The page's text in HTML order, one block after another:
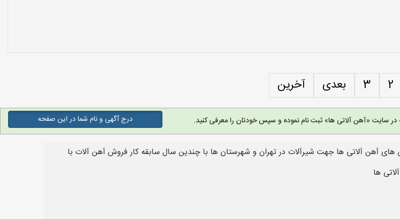
2
3 بعدی آخرین
در سایت «آهن آلاتی ها» ثبت نام نموده و سپس خودتان را معرفی کنید. درج آگهی و نام شما در این صفحه
آهن آلاتی ها جهت شیرآلات در تهران و شهرستان ها با چندین سال سابقه کار فروش آهن آلات با
ها